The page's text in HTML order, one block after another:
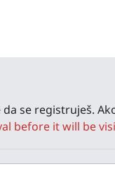
se registruješ.
before it will be